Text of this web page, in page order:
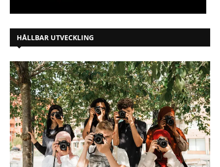
HÅLLBAR UTVECKLING